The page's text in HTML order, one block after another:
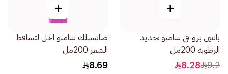
+
بانتين برو-في شامبو تجديد
الرطوبة 200مل
9.2
8.28
+
صانسيلك شامبو الحل لتساقط
الشعر 200مل
8.69